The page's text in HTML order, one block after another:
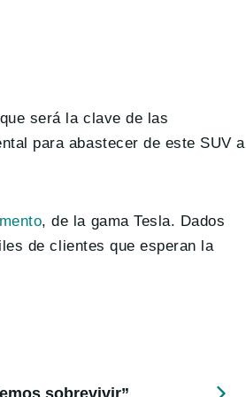
será la clave de las
para abastecer de este SUV a
, de la gama Tesla. Dados
de clientes que esperan la
sobrevivir”